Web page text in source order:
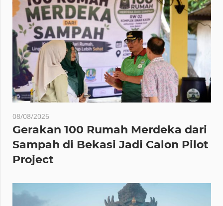
08/08/2026
Gerakan 100 Rumah Merdeka dari
Sampah di Bekasi Jadi Calon Pilot
Project